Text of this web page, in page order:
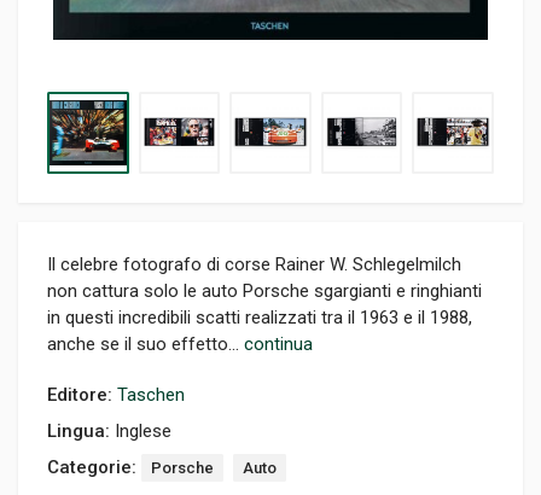
Il celebre fotografo di corse Rainer W. Schlegelmilch
non cattura solo le auto Porsche sgargianti e ringhianti
in questi incredibili scatti realizzati tra il 1963 e il 1988,
anche se il suo effetto... continua
Editore: Taschen
Lingua: Inglese
Categorie:
Porsche Auto